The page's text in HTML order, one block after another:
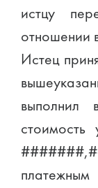
истцу
отношении
Истец
выполнил